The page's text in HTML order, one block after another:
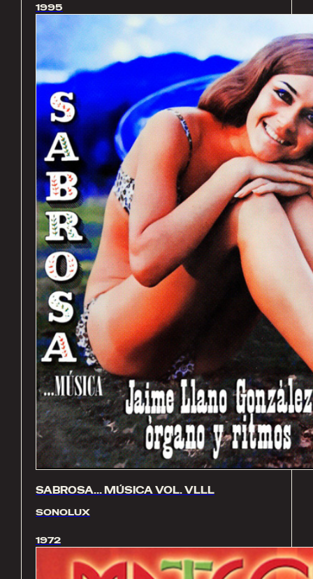
1995
SABROSA… MÚSICA VOL. VLLL
SONOLUX
1972